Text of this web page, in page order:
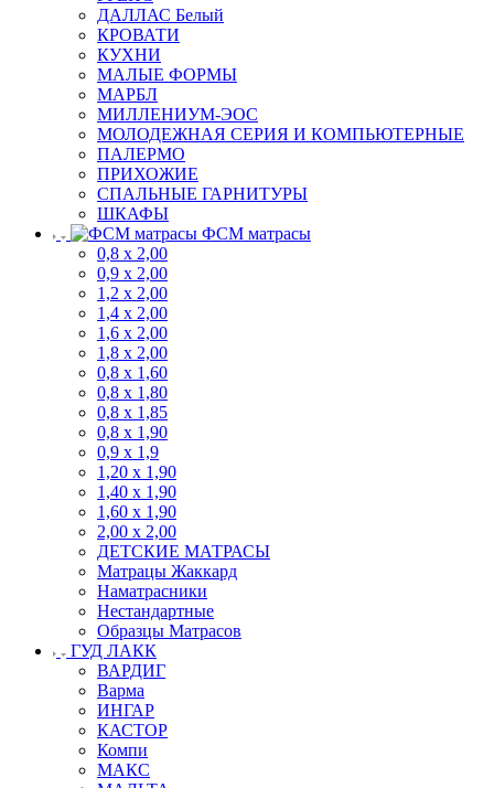
ДАЛЛАС Белый
КРОВАТИ
КУХНИ
МАЛЫЕ ФОРМЫ
МАРБЛ
МИЛЛЕНИУМ-ЭОС
МОЛОДЕЖНАЯ СЕРИЯ И КОМПЬЮТЕРНЫЕ
ПАЛЕРМО
ПРИХОЖИЕ
СПАЛЬНЫЕ ГАРНИТУРЫ
ШКАФЫ
ФСМ матрасы
0,8 х 2,00
0,9 х 2,00
1,2 х 2,00
1,4 х 2,00
1,6 х 2,00
1,8 х 2,00
0,8 х 1,60
0,8 х 1,80
0,8 х 1,85
0,8 х 1,90
0,9 х 1,9
1,20 х 1,90
1,40 х 1,90
1,60 х 1,90
2,00 х 2,00
ДЕТСКИЕ МАТРАСЫ
Матрацы Жаккард
Наматрасники
Нестандартные
Образцы Матрасов
ГУД ЛАКК
ВАРДИГ
Варма
ИНГАР
КАСТОР
Компи
МАКС